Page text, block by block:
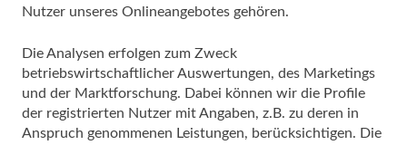
Nutzer unseres Onlineangebotes gehören.
Die Analysen erfolgen zum Zweck
betriebswirtschaftlicher Auswertungen, des Marketings
und der Marktforschung. Dabei können wir die Profile
der registrierten Nutzer mit Angaben, z.B. zu deren in
Anspruch genommenen Leistungen, berücksichtigen. Die